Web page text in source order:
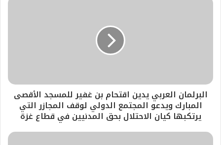
البرلمان العربي يدين اقتحام بن غفير للمسجد الأقصى
المبارك ويدعو المجتمع الدولي لوقف المجازر التي
يرتكبها كيان الاحتلال بحق المدنيين في قطاع غزة